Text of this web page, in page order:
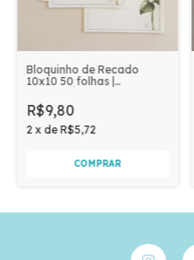
Bloquinho de Recado
10x10 50 folhas |
MARFIM
R$9,80
2 x deR$5,72